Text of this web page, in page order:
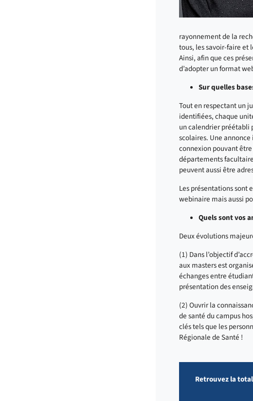
rayonnement de la
tous, les savoir-faire et
Ainsi, afin que ces
d’adopter un format
Sur quelles
Tout en respectant un
identifiées, chaque
un calendrier préétabli
scolaires. Une
connexion pouvant
départements
peuvent aussi être
Les présentations sont
webinaire mais aussi
Quels sont vos
Deux évolutions
(1) Dans l’objectif
aux masters est
échanges entre
présentation des
(2) Ouvrir la
de santé du campus
clés tels que les
Régionale de Santé !
Retrouvez la